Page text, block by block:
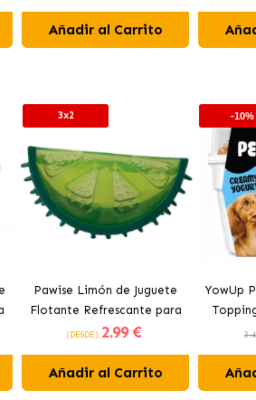
Añadir al Carrito
3x2
Pawise Limón de Juguete
Flotante Refrescante para
Perros 12 cm
(DESDE) 2.99 €
Añadir al Carrito
-10%
YowUp